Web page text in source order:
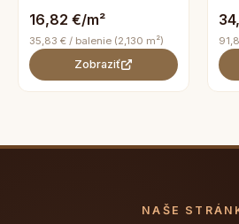
16,82 €/m²
35,83 € / balenie (2,130 m²)
Zobraziť
NAŠE